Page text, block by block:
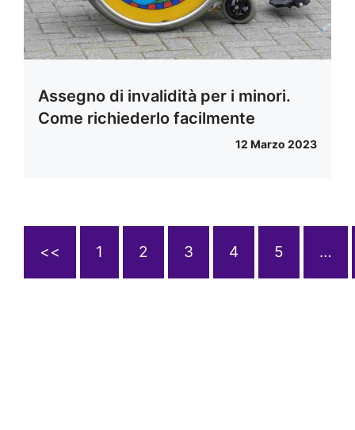
Assegno di invalidità per i minori.
Come richiederlo facilmente
12 Marzo 2023
<< 1 2 3 4 5 …